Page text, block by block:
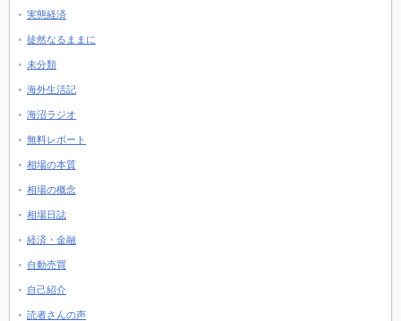
実態経済
徒然なるままに
未分類
海外生活記
海沼ラジオ
無料レポート
相場の本質
相場の概念
相場日誌
経済・金融
自動売買
自己紹介
読者さんの声